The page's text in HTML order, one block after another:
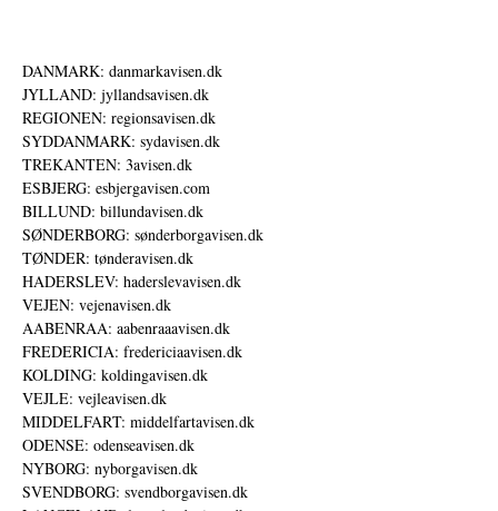
DANMARK: danmarkavisen.dk
JYLLAND: jyllandsavisen.dk
REGIONEN: regionsavisen.dk
SYDDANMARK: sydavisen.dk
TREKANTEN: 3avisen.dk
ESBJERG: esbjergavisen.com
BILLUND: billundavisen.dk
SØNDERBORG: sønderborgavisen.dk
TØNDER: tønderavisen.dk
HADERSLEV: haderslevavisen.dk
VEJEN: vejenavisen.dk
AABENRAA: aabenraaavisen.dk
FREDERICIA: fredericiaavisen.dk
KOLDING: koldingavisen.dk
VEJLE: vejleavisen.dk
MIDDELFART: middelfartavisen.dk
ODENSE: odenseavisen.dk
NYBORG: nyborgavisen.dk
SVENDBORG: svendborgavisen.dk